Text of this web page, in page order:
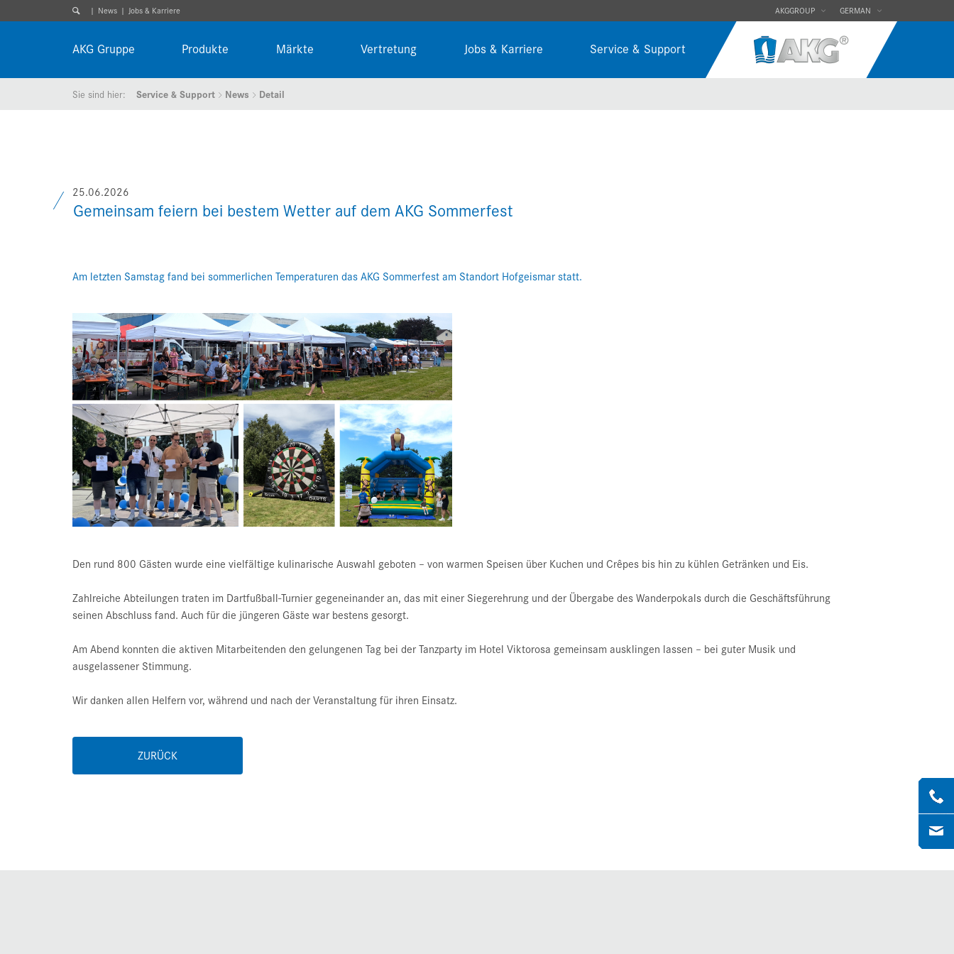
News Jobs & Karriere AKGGROUP GERMAN
AKG Gruppe Produkte Märkte Vertretung Jobs & Karriere Service & Support
Sie sind hier: Service & Support News Detail
25.06.2026
Gemeinsam feiern bei bestem Wetter auf dem AKG Sommerfest
Am letzten Samstag fand bei sommerlichen Temperaturen das AKG Sommerfest am Standort Hofgeismar statt.
Den rund 800 Gästen wurde eine vielfältige kulinarische Auswahl geboten – von warmen Speisen über Kuchen und Crêpes bis hin zu kühlen Getränken und Eis.
Zahlreiche Abteilungen traten im Dartfußball-Turnier gegeneinander an, das mit einer Siegerehrung und der Übergabe des Wanderpokals durch die Geschäftsführung
seinen Abschluss fand. Auch für die jüngeren Gäste war bestens gesorgt.
Am Abend konnten die aktiven Mitarbeitenden den gelungenen Tag bei der Tanzparty im Hotel Viktorosa gemeinsam ausklingen lassen – bei guter Musik und
ausgelassener Stimmung.
Wir danken allen Helfern vor, während und nach der Veranstaltung für ihren Einsatz.
ZURÜCK